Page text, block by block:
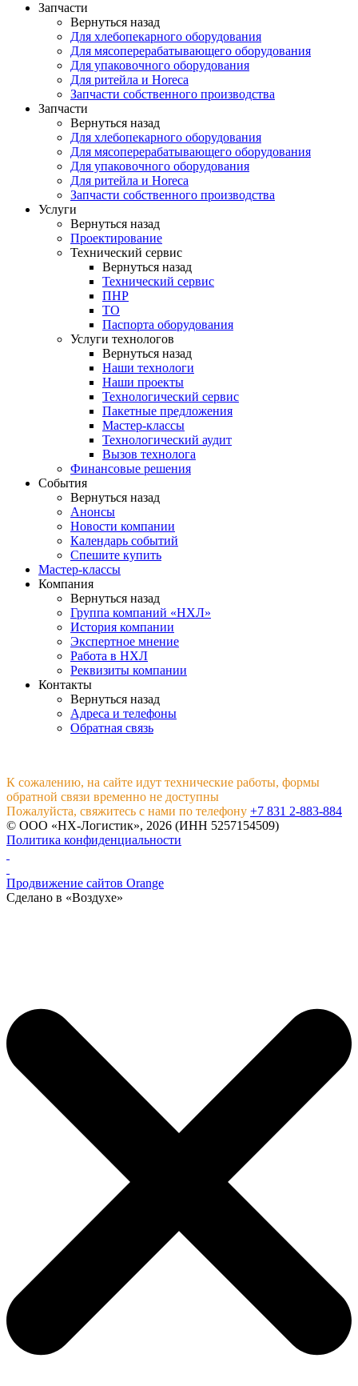
Запчасти
Вернуться назад
Для хлебопекарного оборудования
Для мясоперерабатывающего оборудования
Для упаковочного оборудования
Для ритейла и Horeca
Запчасти собственного производства
Запчасти
Вернуться назад
Для хлебопекарного оборудования
Для мясоперерабатывающего оборудования
Для упаковочного оборудования
Для ритейла и Horeca
Запчасти собственного производства
Услуги
Вернуться назад
Проектирование
Технический сервис
Вернуться назад
Технический сервис
ПНР
ТО
Паспорта оборудования
Услуги технологов
Вернуться назад
Наши технологи
Наши проекты
Технологический сервис
Пакетные предложения
Мастер-классы
Технологический аудит
Вызов технолога
Финансовые решения
События
Вернуться назад
Анонсы
Новости компании
Календарь событий
Спешите купить
Мастер-классы
Компания
Вернуться назад
Группа компаний «НХЛ»
История компании
Экспертное мнение
Работа в НХЛ
Реквизиты компании
Контакты
Вернуться назад
Адреса и телефоны
Обратная связь
К сожалению, на сайте идут технические работы, формы
обратной связи временно не доступны
Пожалуйста, свяжитесь с нами по телефону +7 831 2-883-884
© ООО «НХ-Логистик», 2026 (ИНН 5257154509)
Политика конфиденциальности
Продвижение сайтов Orange
Сделано в «Воздухе»